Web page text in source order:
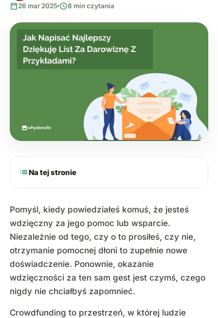
calendar_today26 mar 2025 schedule8 min czytania
listNa tej stronie
Pomyśl, kiedy powiedziałeś komuś, że jesteś
wdzięczny za jego pomoc lub wsparcie.
Niezależnie od tego, czy o to prosiłeś, czy nie,
otrzymanie pomocnej dłoni to zupełnie nowe
doświadczenie. Ponownie, okazanie
wdzięczności za ten sam gest jest czymś, czego
nigdy nie chciałbyś zapomnieć.
Crowdfunding to przestrzeń, w której ludzie